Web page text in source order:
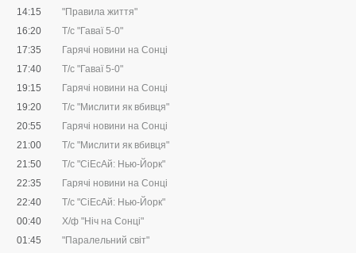
14:15
"Правила життя"
16:20
Т/с "Гаваї 5-0"
17:35
Гарячі новини на Сонці
17:40
Т/с "Гаваї 5-0"
19:15
Гарячі новини на Сонці
19:20
Т/с "Мислити як вбивця"
20:55
Гарячі новини на Сонці
21:00
Т/с "Мислити як вбивця"
21:50
Т/с "CіЕсАй: Нью-Йорк"
22:35
Гарячі новини на Сонці
22:40
Т/с "CіЕсАй: Нью-Йорк"
00:40
Х/ф "Ніч на Сонці"
01:45
"Паралельний світ"